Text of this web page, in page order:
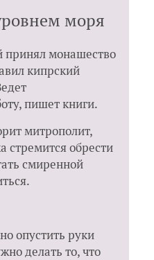
солью —
мной, Господи? — 284
— 297
(МАКРИС) — 305
(ВАФИДИС) — 319
моря
монашество
кипрский
пишет книги.
митрополит,
стремится обрести
смиренной
опустить руки
делать то, что